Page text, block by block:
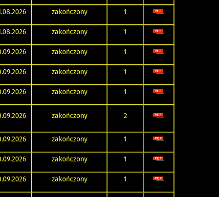
zakończony 1
zakończony 1
zakończony 1
zakończony 1
zakończony 1
zakończony 2
zakończony 1
zakończony 1
zakończony 1